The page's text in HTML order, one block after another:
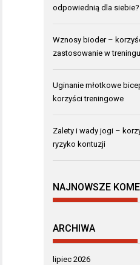
odpowiednią dla siebie?
Wznosy bioder –
zastosowanie w treningu
Uginanie młotkowe
korzyści treningowe
Zalety i wady jogi –
ryzyko kontuzji
NAJNOWSZE
ARCHIWA
lipiec 2026